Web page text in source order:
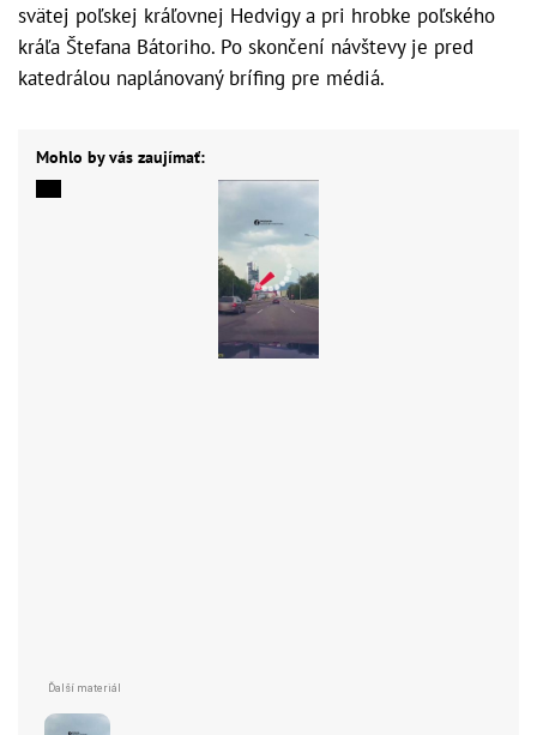
svätej poľskej kráľovnej Hedvigy a pri hrobke poľského
kráľa Štefana Bátoriho. Po skončení návštevy je pred
katedrálou naplánovaný brífing pre médiá.
Mohlo by vás zaujímať: